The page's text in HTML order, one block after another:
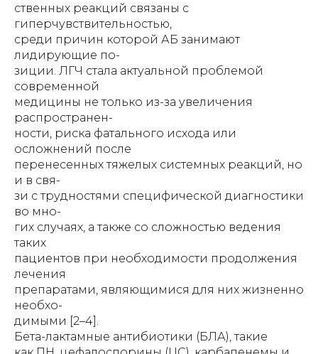
ственных реакций связаны с
гиперчувствительностью,
среди причин которой АБ занимают
лидирующие по-
зиции. ЛГЧ стала актуальной проблемой
современной
медицины не только из-за увеличения
распространен-
ности, риска фатального исхода или
осложнений после
перенесенных тяжелых системных реакций, но
и в свя-
зи с трудностями специфической диагностики
во мно-
гих случаях, а также со сложностью ведения
таких
пациентов при необходимости продолжения
лечения
препаратами, являющимися для них жизненно
необхо-
димыми [2–4].
Бета-лактамные антибиотики (БЛА), такие